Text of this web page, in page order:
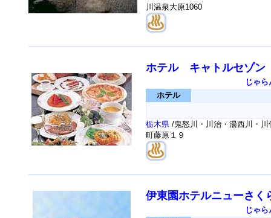
川温泉大原1060
ホテル キャトルセゾン
じゃら
ホテル
栃木県 /鬼怒川・川治・湯西川・
町藤原１９
伊東園ホテルニューさく
じゃら